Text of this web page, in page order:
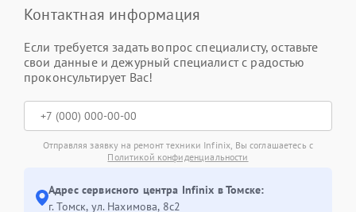
Контактная информация
Если требуется задать вопрос специалисту, оставьте
свои данные и дежурный специалист с радостью
проконсультирует Вас!
Отправляя заявку на ремонт техники Infinix, Вы соглашаетесь с
Политикой конфиденциальности
Адрес сервисного центра Infinix в Томске:
г. Томск, ул. Нахимова, 8с2